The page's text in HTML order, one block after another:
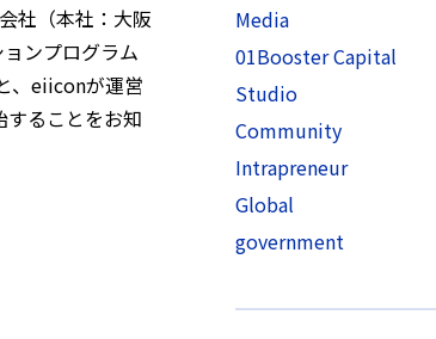
社（本社：大阪
ンプログラム
、eiiconが運営
することをお知
Media
01Booster Capital
Studio
Community
Intrapreneur
Global
government